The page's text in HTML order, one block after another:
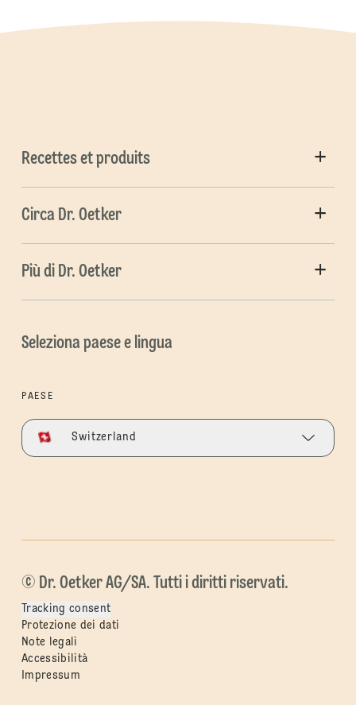
Recettes et produits
Circa Dr. Oetker
Più di Dr. Oetker
Seleziona paese e lingua
PAESE
Switzerland
© Dr. Oetker AG/SA. Tutti i diritti riservati.
Tracking consent
Protezione dei dati
Note legali
Accessibilità
Impressum